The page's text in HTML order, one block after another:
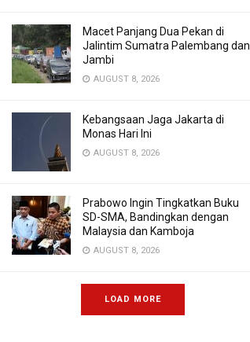
Macet Panjang Dua Pekan di
Jalintim Sumatra Palembang dan
Jambi
AUGUST 8, 2026
Kebangsaan Jaga Jakarta di
Monas Hari Ini
AUGUST 8, 2026
Prabowo Ingin Tingkatkan Buku
SD-SMA, Bandingkan dengan
Malaysia dan Kamboja
AUGUST 8, 2026
LOAD MORE